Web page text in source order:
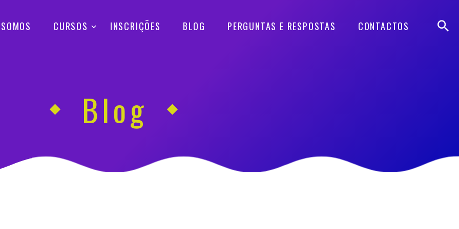
CURSOS INSCRIÇÕES BLOG PERGUNTAS E RESPOSTAS CONTACTOS
Blog